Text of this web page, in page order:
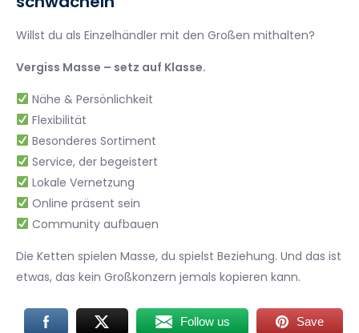
Willst du als Einzelhändler mit den Großen mithalten?
Vergiss Masse – setz auf Klasse.
Nähe & Persönlichkeit
Flexibilität
Besonderes Sortiment
Service, der begeistert
Lokale Vernetzung
Online präsent sein
Community aufbauen
Die Ketten spielen Masse, du spielst Beziehung. Und das ist
etwas, das kein Großkonzern jemals kopieren kann.
Follow us Save